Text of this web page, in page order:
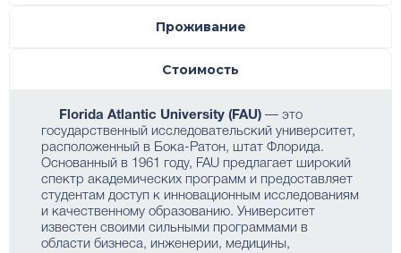
Проживание
Стоимость
Florida Atlantic University (FAU) — это
государственный исследовательский университет,
расположенный в Бока-Ратон, штат Флорида.
Основанный в 1961 году, FAU предлагает широкий
спектр академических программ и предоставляет
студентам доступ к инновационным исследованиям
и качественному образованию. Университет
известен своими сильными программами в
области бизнеса, инженерии, медицины,